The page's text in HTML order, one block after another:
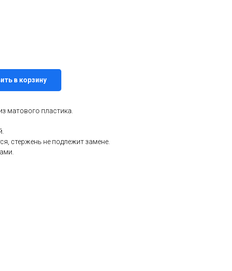
в корзину
матового пластика.
стержень не подлежит замене.